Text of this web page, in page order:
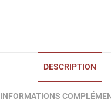
DESCRIPTION
INFORMATIONS